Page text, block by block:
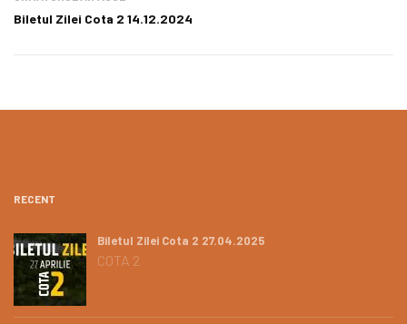
Biletul Zilei Cota 2 14.12.2024
RECENT
Biletul Zilei Cota 2 27.04.2025
COTA 2